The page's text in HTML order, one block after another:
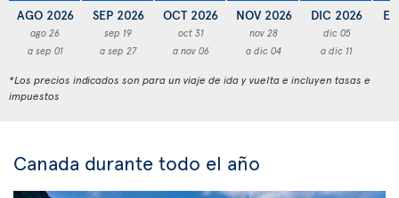
AGO 2026
ago 26
a sep 01
SEP 2026
sep 19
a sep 27
OCT 2026
oct 31
a nov 06
NOV 2026
nov 28
a dic 04
DIC 2026
dic 05
a dic 11
*Los precios indicados son para un viaje de ida y vuelta e incluyen tasas e
impuestos
Canada durante todo el año